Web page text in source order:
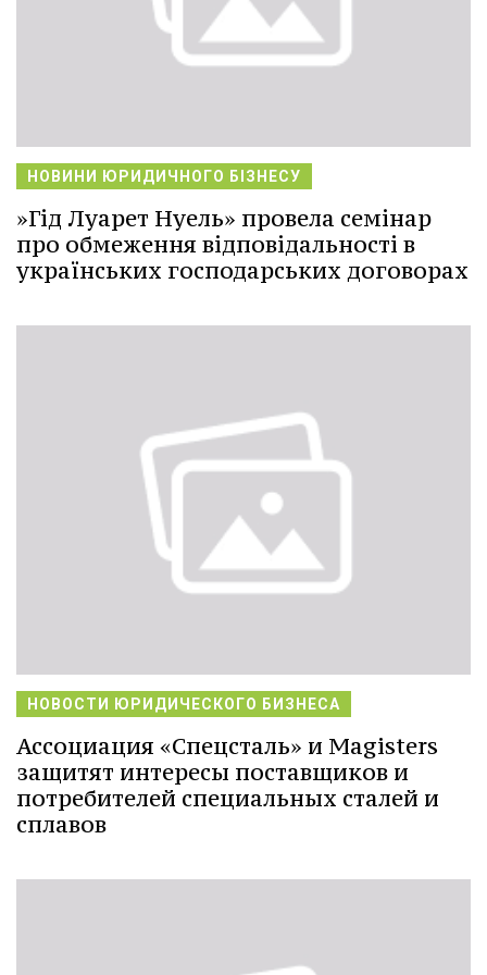
НОВИНИ ЮРИДИЧНОГО БІЗНЕСУ
»Гід Луарет Нуель» провела семінар
про обмеження відповідальності в
українських господарських договорах
НОВОСТИ ЮРИДИЧЕСКОГО БИЗНЕСА
Ассоциация «Спецсталь» и Magisters
защитят интересы поставщиков и
потребителей специальных сталей и
сплавов